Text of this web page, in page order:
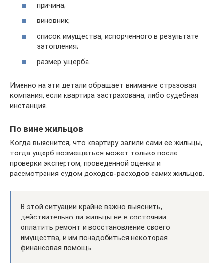
причина;
виновник;
список имущества, испорченного в результате
затопления;
размер ущерба.
Именно на эти детали обращает внимание стразовая
компания, если квартира застрахована, либо судебная
инстанция.
По вине жильцов
Когда выяснится, что квартиру залили сами ее жильцы,
тогда ущерб возмещаться может только после
проверки экспертом, проведенной оценки и
рассмотрения судом доходов-расходов самих жильцов.
В этой ситуации крайне важно выяснить,
действительно ли жильцы не в состоянии
оплатить ремонт и восстановление своего
имущества, и им понадобиться некоторая
финансовая помощь.